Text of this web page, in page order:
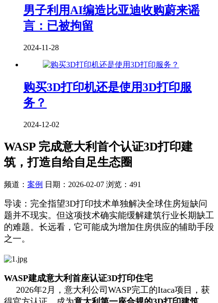
男子利用AI编造比亚迪收购蔚来谣
言：已被拘留
2024-11-28
购买3D打印机还是使用3D打印服
务？
2024-12-02
WASP 完成意大利首个认证3D打印建
筑，打造自给自足生态圈
频道： 案例 日期： 2026-02-07 浏览：491
导读：完全指望3D打印技术单独解决全球住房短缺问
题并不现实。但这项技术确实能缓解建筑行业长期缺工
的难题。长远看，它可能成为增加住房供应的辅助手段
之一。
WASP建成意大利首座认证3D打印住宅
2026年2月，意大利公司WASP完工的Itaca项目，获